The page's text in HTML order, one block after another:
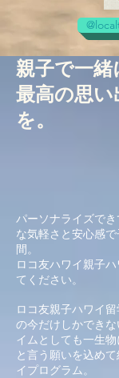
親子で一緒
最高の思い
を。
パーソナライズで
な気軽さと安心感
間。
ロコ友ハワイ親子
てください。
ロコ友親子ハワイ
の今だけしかでき
イムとしても一生物
と言う願いを込め
イプログラム。